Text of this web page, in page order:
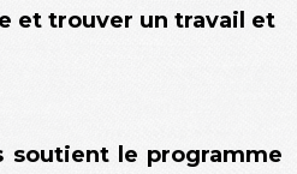
et trouver un travail et
soutient le programme